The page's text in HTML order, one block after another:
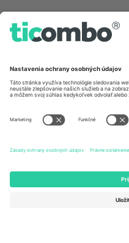
Unter den Linden 24, 10117
Berlin, Germany
United States
Newark, Delaware 19713, United
Bulgaria
Regus Sofia City West, bul
Totleben 53-55, 1606 Sofia,